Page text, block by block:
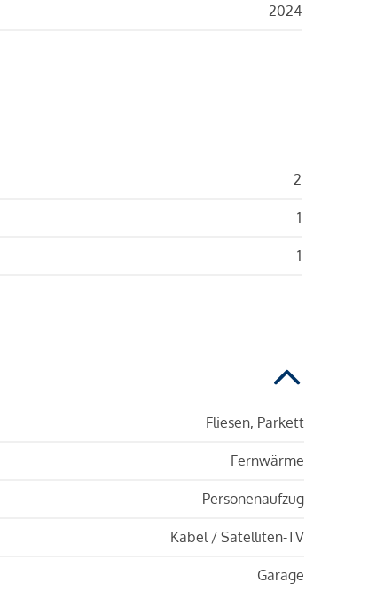
2024
2
1
1
Fliesen, Parkett
Fernwärme
Personenaufzug
Kabel / Satelliten-TV
Garage